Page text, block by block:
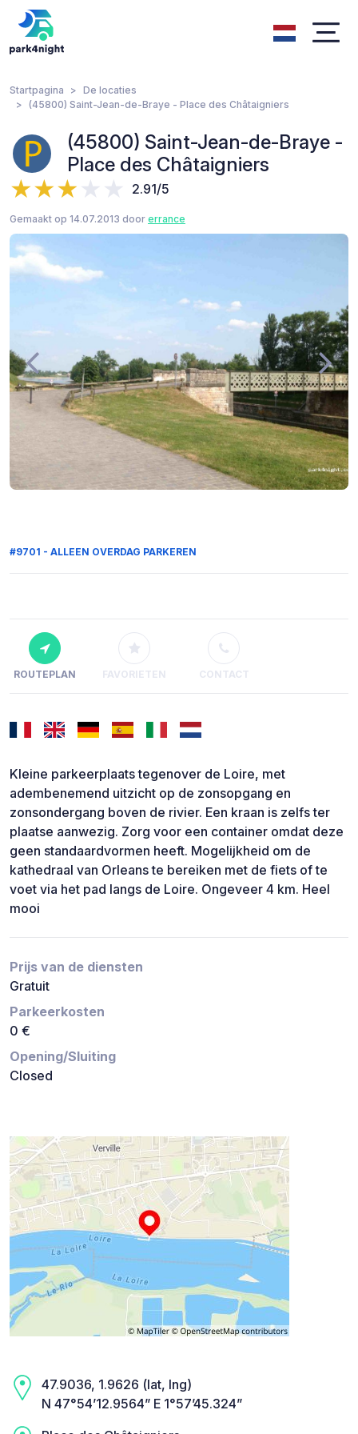
Startpagina
De locaties
(45800) Saint-Jean-de-Braye - Place des Châtaigniers
(45800) Saint-Jean-de-Braye -
Place des Châtaigniers
2.91/5
Gemaakt op 14.07.2013 door errance
#9701 - ALLEEN OVERDAG PARKEREN
ROUTEPLAN FAVORIETEN CONTACT
Kleine parkeerplaats tegenover de Loire, met
adembenemend uitzicht op de zonsopgang en
zonsondergang boven de rivier. Een kraan is zelfs ter
plaatse aanwezig. Zorg voor een container omdat deze
geen standaardvormen heeft. Mogelijkheid om de
kathedraal van Orleans te bereiken met de fiets of te
voet via het pad langs de Loire. Ongeveer 4 km. Heel
mooi
Prijs van de diensten
Gratuit
Parkeerkosten
0 €
Opening/Sluiting
Closed
47.9036, 1.9626 (lat, lng)
N 47°54’12.9564” E 1°57’45.324”